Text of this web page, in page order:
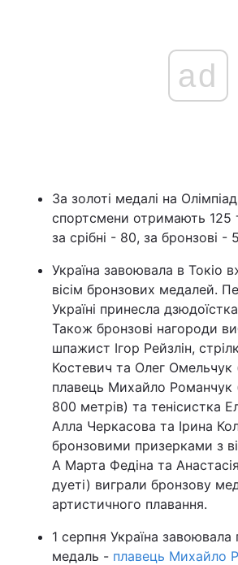
ad
За золоті медалі на
спортсмени отримають 125
за срібні - 80, за бронзові -
Україна завоювала в Токіо
вісім бронзових медалей.
Україні принесла
Також бронзові нагороди
шпажист Ігор Рейзлін,
Костевич та Олег Омельчук
плавець Михайло Романчук
800 метрів) та тенісистка
Алла Черкасова та Ірина
бронзовими призерками з
А Марта Федіна та
дуеті) виграли бронзову
артистичного плавання.
1 серпня Україна завоювала
медаль - плавець Михайло